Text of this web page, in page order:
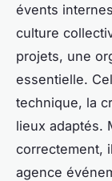
évents
culture
projets, une
essentielle.
technique, la
lieux adaptés.
correctement,
agence